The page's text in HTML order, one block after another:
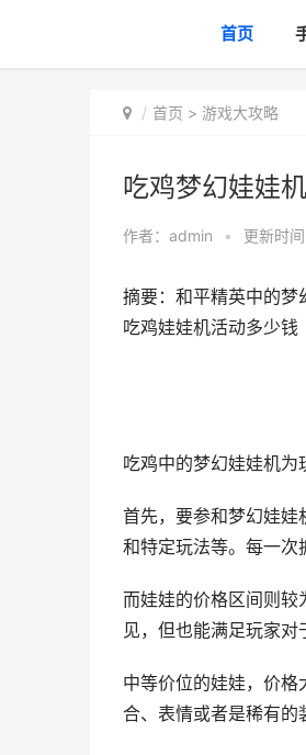
首页
首页 > 游戏大攻略
吃鸡梦幻娃娃
作者： admin • 更新时
摘要：和平精英中的梦
吃鸡娃娃机活动多少钱
吃鸡中的梦幻娃娃机为
首先，要参和梦幻娃娃
和特定玩法等。每一次
而娃娃的价格区间则
见，但也能满足玩家对
中等价位的娃娃，价
合、表情或者是稀有的